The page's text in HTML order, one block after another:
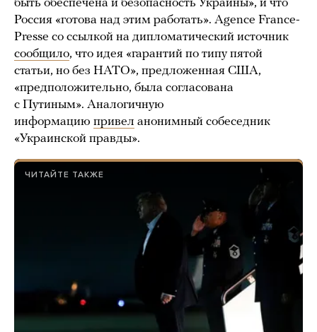
быть обеспечена и безопасность Украины», и что
Россия «готова над этим работать». Agence France-
Presse со ссылкой на дипломатический источник
сообщило, что идея «гарантий по типу пятой
статьи, но без НАТО», предложенная США,
«предположительно, была согласована
с Путиным». Аналогичную
информацию привел анонимный собеседник
«Украинской правды».
ЧИТАЙТЕ ТАКЖЕ